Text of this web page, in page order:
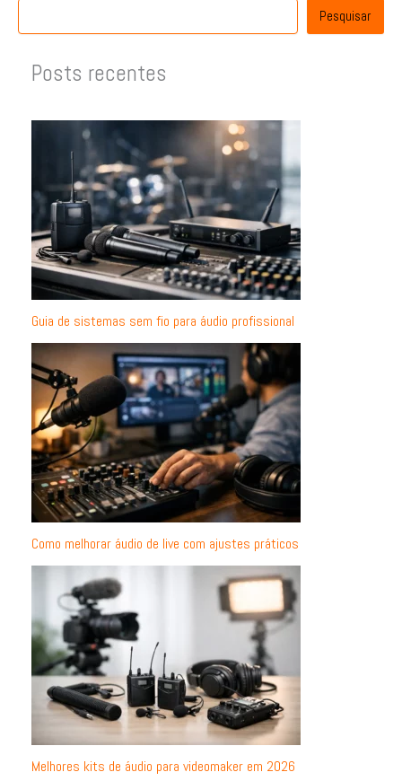
Pesquisar
Posts recentes
Guia de sistemas sem fio para áudio profissional
Como melhorar áudio de live com ajustes práticos
Melhores kits de áudio para videomaker em 2026